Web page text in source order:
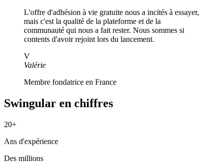
L'offre d'adhésion à vie gratuite nous a incités à essayer,
mais c'est la qualité de la plateforme et de la
communauté qui nous a fait rester. Nous sommes si
contents d'avoir rejoint lors du lancement.
V
Valérie
Membre fondatrice en France
Swingular en chiffres
20+
Ans d'expérience
Des millions